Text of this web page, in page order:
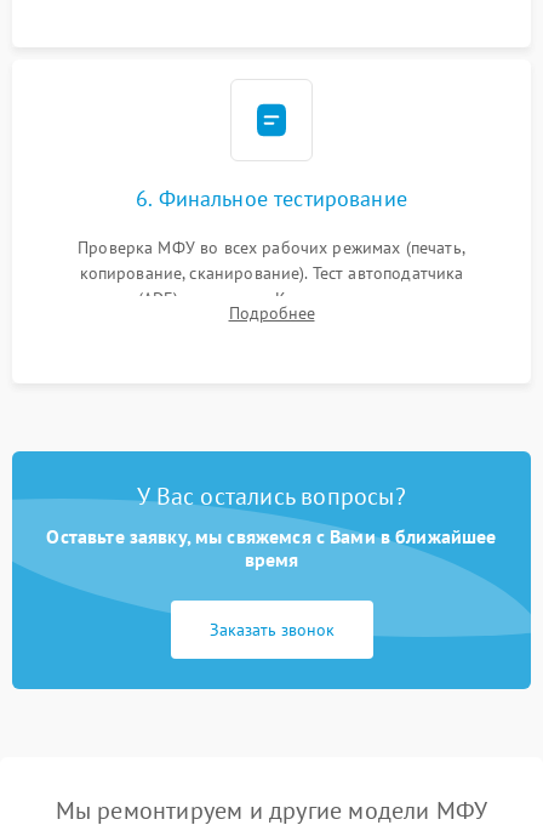
6. Финальное тестирование
Проверка МФУ во всех рабочих режимах (печать,
копирование, сканирование). Тест автоподатчика
документов (ADF) и дуплекса. Контроль качества отпечатка
на отсутствие серого фона, полос и надежность запекания
Подробнее
У Вас остались вопросы?
Оставьте заявку, мы свяжемся с Вами в ближайшее
время
Заказать звонок
Мы ремонтируем и другие модели МФУ